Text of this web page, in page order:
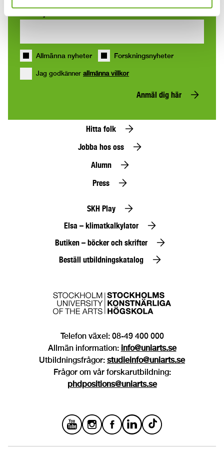
Allmänna nyheter Forskningsnyheter
Jag godkänner allmänna villkor
Anmäl dig här
Hitta folk
Jobba hos oss
Alumn
Press
SKH Play
Elsa – klimatkalkylator
Butiken – böcker och skrifter
Beställ utbildningskatalog
Telefon växel: 08-49 400 000
Allmän information: info@uniarts.se
Utbildningsfrågor: studieinfo@uniarts.se
Frågor om vår forskarutbildning:
phdpositions@uniarts.se